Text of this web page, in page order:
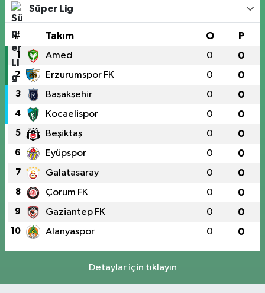
Süper Lig
# Takım O P
1 Amed 0 0
2 Erzurumspor FK 0 0
3 Başakşehir 0 0
4 Kocaelispor 0 0
5 Beşiktaş 0 0
6 Eyüpspor 0 0
7 Galatasaray 0 0
8 Çorum FK 0 0
9 Gaziantep FK 0 0
10 Alanyaspor 0 0
Detaylar için tıklayın